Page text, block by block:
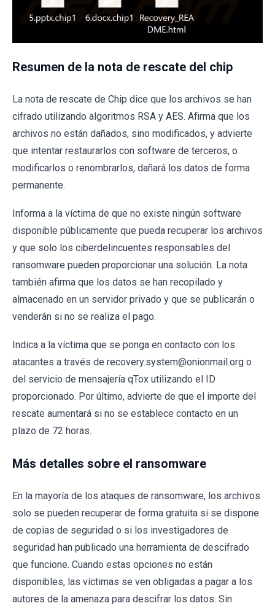
Resumen de la nota de rescate del chip
La nota de rescate de Chip dice que los archivos se han
cifrado utilizando algoritmos RSA y AES. Afirma que los
archivos no están dañados, sino modificados, y advierte
que intentar restaurarlos con software de terceros, o
modificarlos o renombrarlos, dañará los datos de forma
permanente.
Informa a la víctima de que no existe ningún software
disponible públicamente que pueda recuperar los archivos
y que solo los ciberdelincuentes responsables del
ransomware pueden proporcionar una solución. La nota
también afirma que los datos se han recopilado y
almacenado en un servidor privado y que se publicarán o
venderán si no se realiza el pago.
Indica a la víctima que se ponga en contacto con los
atacantes a través de recovery.system@onionmail.org o
del servicio de mensajería qTox utilizando el ID
proporcionado. Por último, advierte de que el importe del
rescate aumentará si no se establece contacto en un
plazo de 72 horas.
Más detalles sobre el ransomware
En la mayoría de los ataques de ransomware, los archivos
solo se pueden recuperar de forma gratuita si se dispone
de copias de seguridad o si los investigadores de
seguridad han publicado una herramienta de descifrado
que funcione. Cuando estas opciones no están
disponibles, las víctimas se ven obligadas a pagar a los
autores de la amenaza para descifrar los datos. Sin